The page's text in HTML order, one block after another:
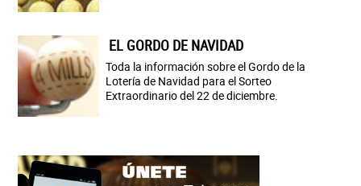
EL GORDO DE NAVIDAD
Toda la información sobre el Gordo de la
Lotería de Navidad para el Sorteo
Extraordinario del 22 de diciembre.